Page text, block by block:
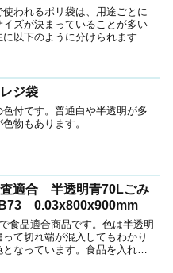
使われるポリ袋は、用途ごとに
イズが決まっていることが多い
以下のように分けられます。
：シャカシャカタイプ
ジ袋
色付です。普通白や半透明が多
物もあります。
適合 半透明青70Lごみ
0.03x800x900mm
食品適合商品です。色は半透明
って切れ端が混入してもわかり
なっています。食品を入れて